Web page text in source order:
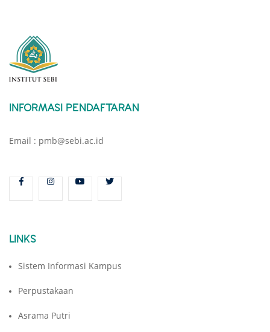
INFORMASI PENDAFTARAN
Email : pmb@sebi.ac.id
LINKS
Sistem Informasi Kampus
Perpustakaan
Asrama Putri